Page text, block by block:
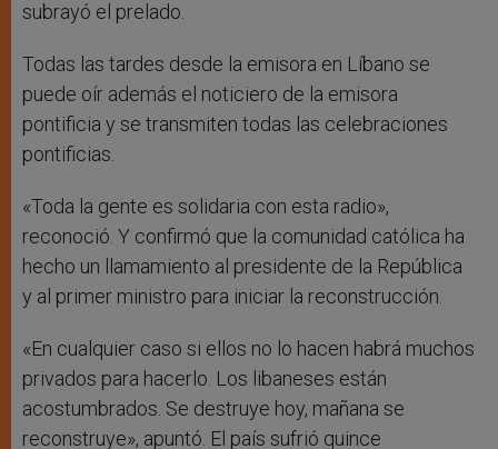
subrayó el prelado.
Todas las tardes desde la emisora en Líbano se
puede oír además el noticiero de la emisora
pontificia y se transmiten todas las celebraciones
pontificias.
«Toda la gente es solidaria con esta radio»,
reconoció. Y confirmó que la comunidad católica ha
hecho un llamamiento al presidente de la República
y al primer ministro para iniciar la reconstrucción.
«En cualquier caso si ellos no lo hacen habrá muchos
privados para hacerlo. Los libaneses están
acostumbrados. Se destruye hoy, mañana se
reconstruye», apuntó. El país sufrió quince